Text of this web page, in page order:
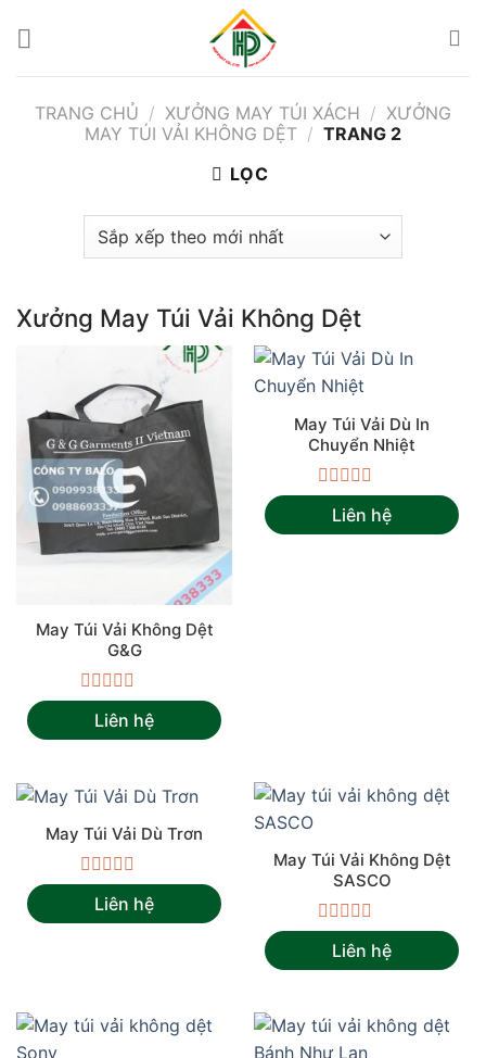
TRANG CHỦ / XƯỞNG MAY TÚI XÁCH / XƯỞNG
MAY TÚI VẢI KHÔNG DỆT / TRANG 2
LỌC
Xưởng May Túi Vải Không Dệt
May Túi Vải Không Dệt
G&G
Được
xếp
hạng
sao
Liên hệ
May Túi Vải Dù In
Chuyển Nhiệt
Được
xếp
hạng
Liên hệ
May Túi Vải Dù Trơn
xếp
hạng
Liên hệ
May Túi Vải Không Dệt
SASCO
Được
xếp
hạng
sao
Liên hệ